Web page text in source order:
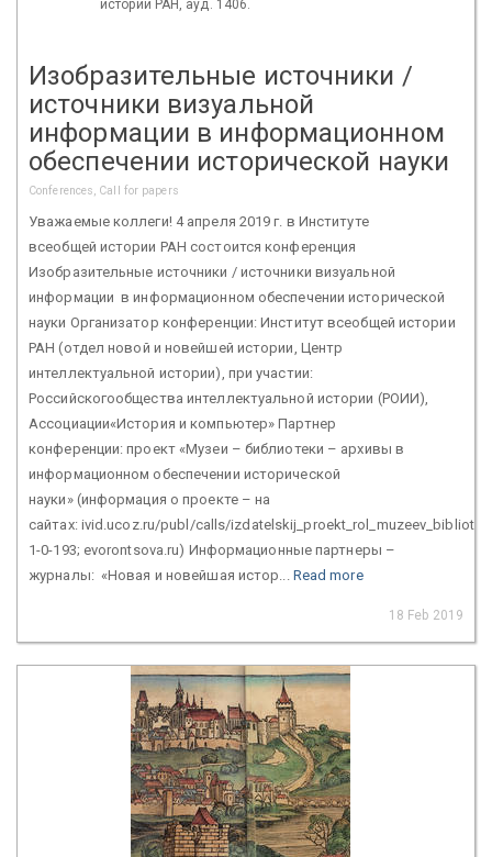
истории РАН, ауд. 1406.
Изобразительные источники /
источники визуальной
информации в информационном
обеспечении исторической науки
Conferences, Call for papers
Уважаемые коллеги! 4 апреля 2019 г. в Институте
всеобщей истории РАН состоится конференция
Изобразительные источники / источники визуальной
информации в информационном обеспечении исторической
науки Организатор конференции: Институт всеобщей истории
РАН (отдел новой и новейшей истории, Центр
интеллектуальной истории), при участии:
Российскогообщества интеллектуальной истории (РОИИ),
Ассоциации«История и компьютер» Партнер
конференции: проект «Музеи – библиотеки – архивы в
информационном обеспечении исторической
науки» (информация о проекте – на
сайтах: ivid.ucoz.ru/publ/calls/
1-0-193; evorontsova.ru) Информационные партнеры –
журналы: «Новая и новейшая истор... Read more
18 Feb 2019